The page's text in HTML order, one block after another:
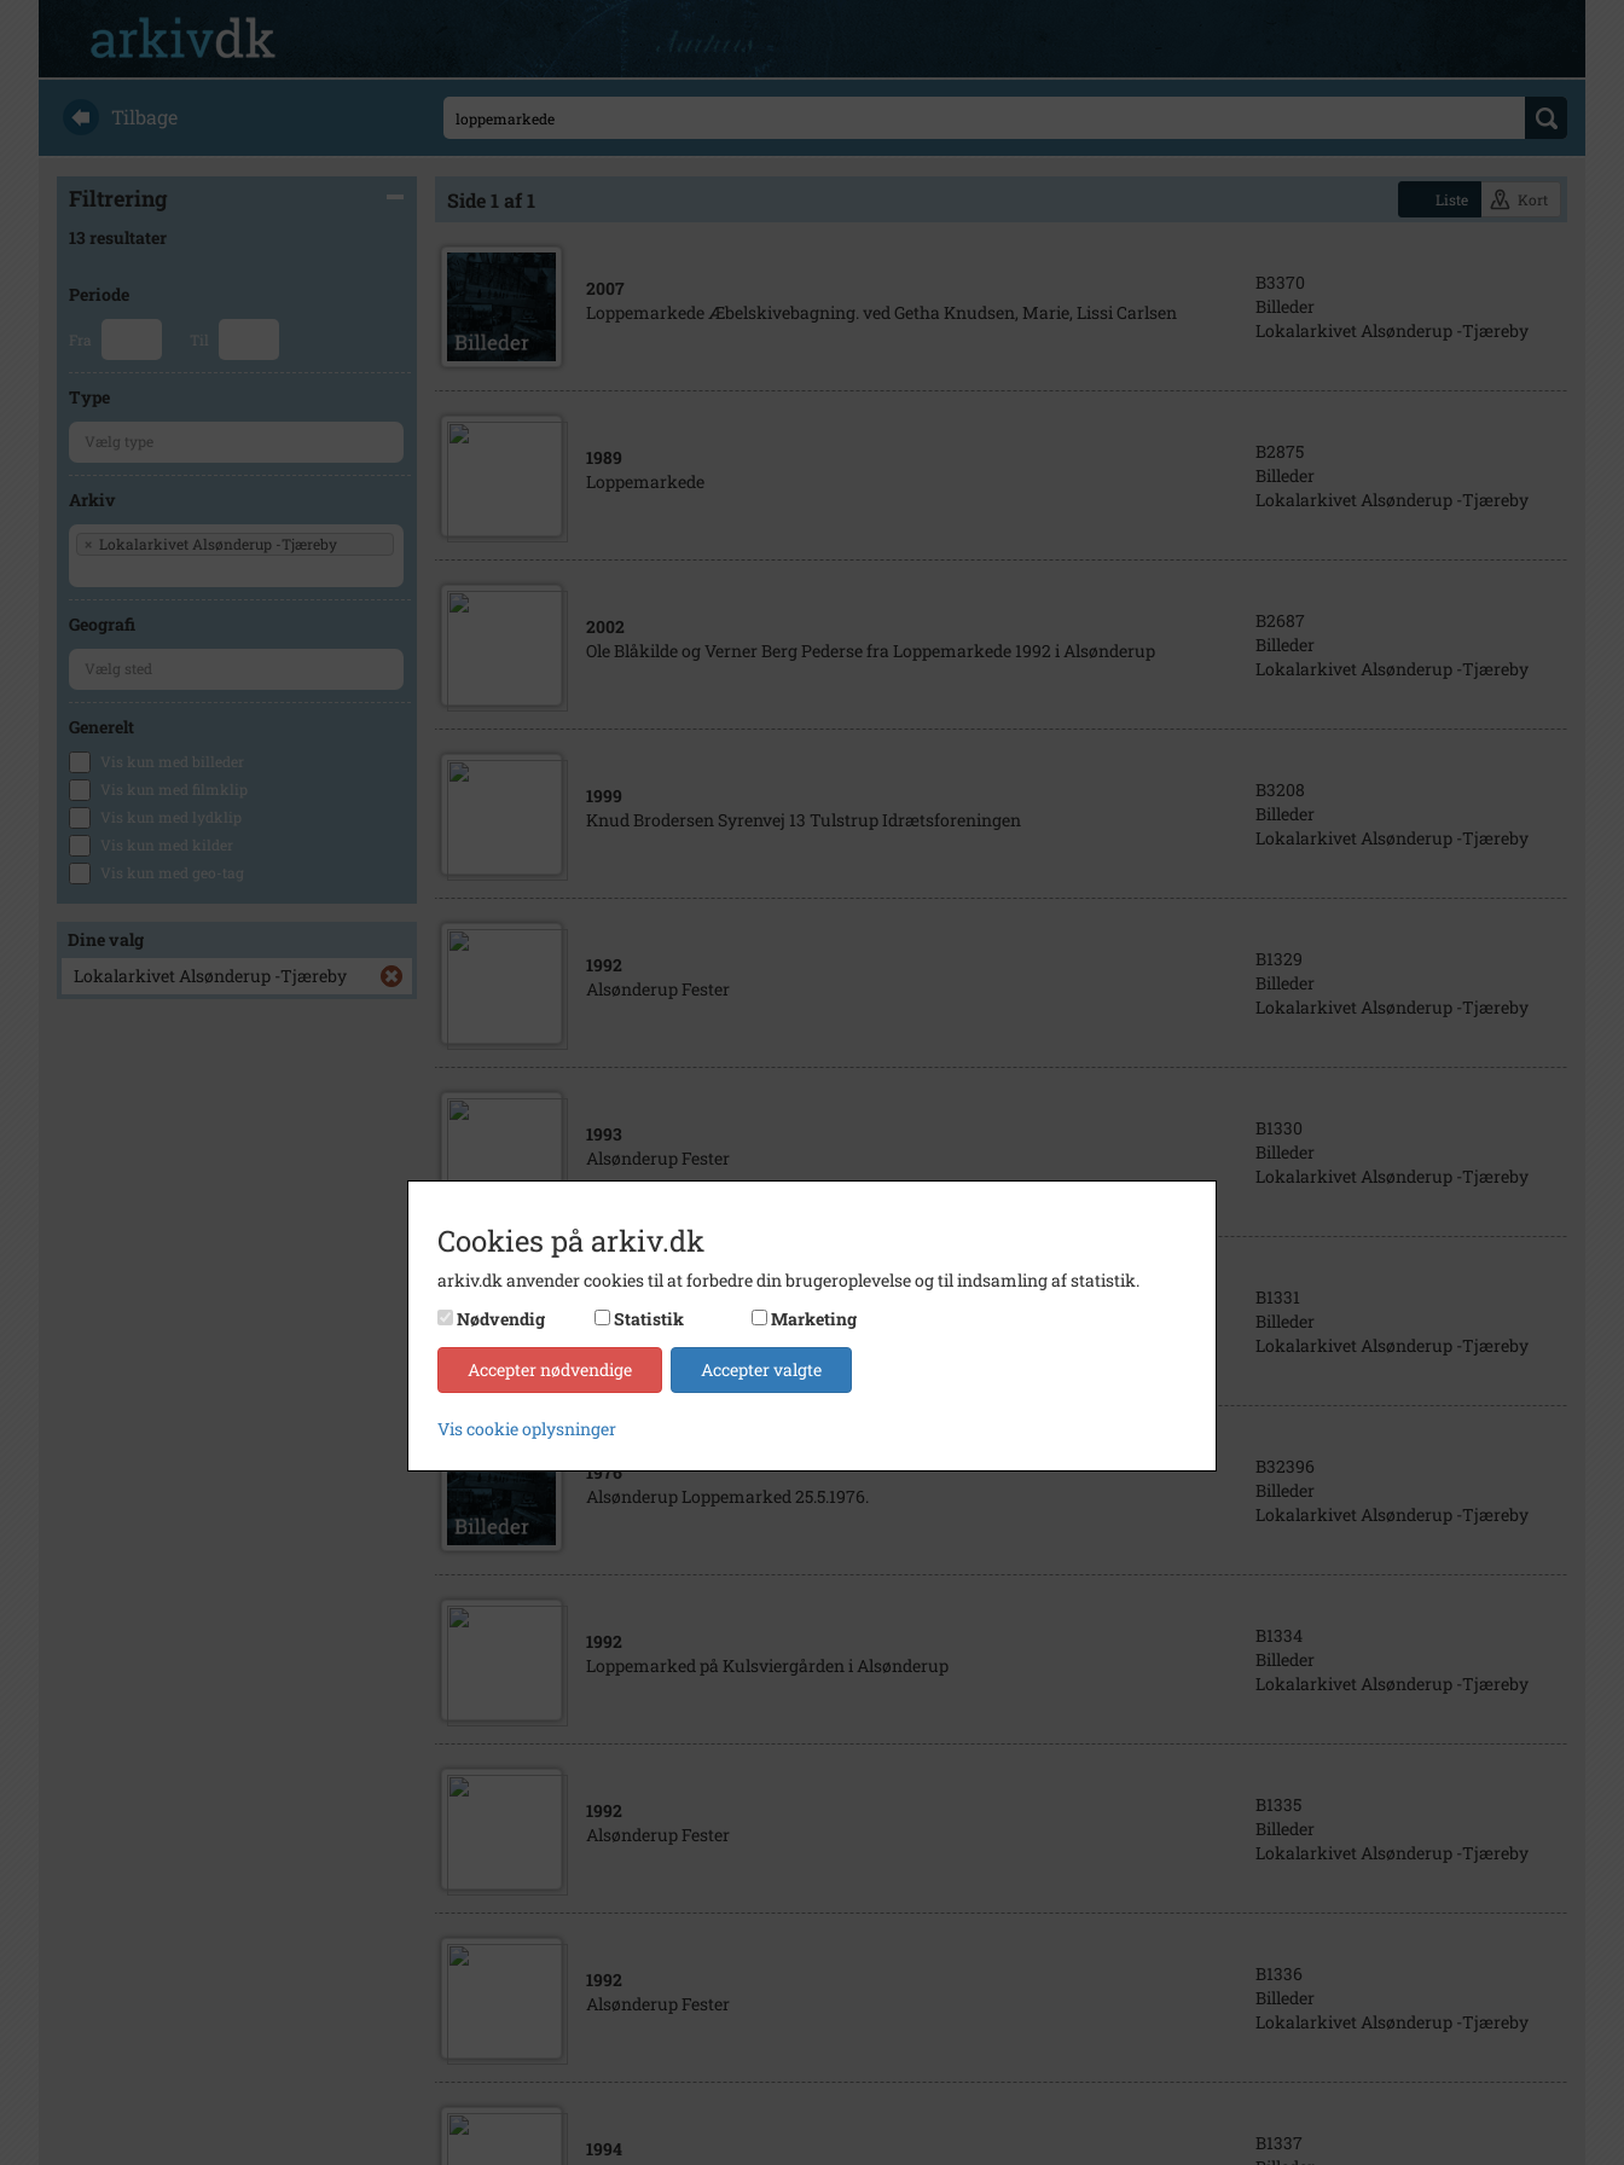
Tilbage
Filtrering
13 resultater
Periode
Fra Til
Type
Arkiv
× Lokalarkivet Alsønderup -Tjæreby
Geografi
Generelt
Vis kun med billeder
Vis kun med filmklip
Vis kun med lydklip
Vis kun med kilder
Vis kun med geo-tag
Dine valg
Lokalarkivet Alsønderup -Tjæreby
Side 1 af 1 Liste Kort
2007
Loppemarkede Æbelskivebagning. ved Getha Knudsen, Marie, Lissi Carlsen
B3370
Billeder
Lokalarkivet Alsønderup -Tjæreby
1989
Loppemarkede
B2875
Billeder
Lokalarkivet Alsønderup -Tjæreby
2002
Ole Blåkilde og Verner Berg Pederse fra Loppemarkede 1992 i Alsønderup
B2687
Billeder
Lokalarkivet Alsønderup -Tjæreby
1999
Knud Brodersen Syrenvej 13 Tulstrup Idrætsforeningen
B3208
Billeder
Lokalarkivet Alsønderup -Tjæreby
1992
Alsønderup Fester
B1329
Billeder
Lokalarkivet Alsønderup -Tjæreby
1993
Alsønderup Fester
B1330
Billeder
Lokalarkivet Alsønderup -Tjæreby
Loppemarked på Kulsviergården i Alsønderup.
B1331
Billeder
Lokalarkivet Alsønderup -Tjæreby
1976
Alsønderup Loppemarked 25.5.1976.
B32396
Billeder
Lokalarkivet Alsønderup -Tjæreby
1992
Loppemarked på Kulsviergården i Alsønderup
B1334
Billeder
Lokalarkivet Alsønderup -Tjæreby
1992
Alsønderup Fester
B1335
Billeder
Lokalarkivet Alsønderup -Tjæreby
1992
Alsønderup Fester
B1336
Billeder
Lokalarkivet Alsønderup -Tjæreby
1994
B1337
Cookies på arkiv.dk
arkiv.dk anvender cookies til at forbedre din brugeroplevelse og til indsamling af statistik.
Nødvendig
Statistik Marketing
Accepter nødvendige Accepter valgte
Vis cookie oplysninger